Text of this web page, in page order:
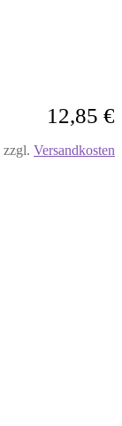
12,85 €
zzgl. Versandkosten